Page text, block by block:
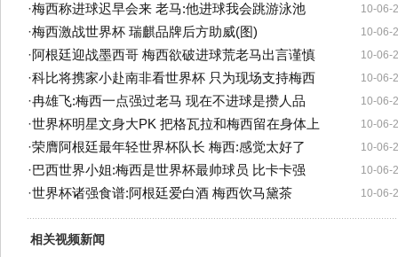
10-06-
·梅西称进球迟早会来 老马:他进球我会跳游泳池
10-06-
·梅西激战世界杯 瑞麒品牌后方助威(图)
10-06-
·阿根廷迎战墨西哥 梅西欲破进球荒老马出言谨慎
10-06-
·科比将携家小赴南非看世界杯 只为现场支持梅西
10-06-
·冉雄飞:梅西一点强过老马 现在不进球是攒人品
10-06-
·世界杯明星文身大PK 把格瓦拉和梅西留在身体上
10-06-
·荣膺阿根廷最年轻世界杯队长 梅西:感觉太好了
10-06-
·巴西世界小姐:梅西是世界杯最帅球员 比卡卡强
10-06-
·世界杯诸强食谱:阿根廷爱白酒 梅西饮马黛茶
相关视频新闻